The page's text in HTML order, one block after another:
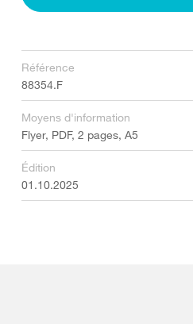
Référence
88354.F
Moyens d'information
Flyer, PDF, 2 pages, A5
Édition
01.10.2025